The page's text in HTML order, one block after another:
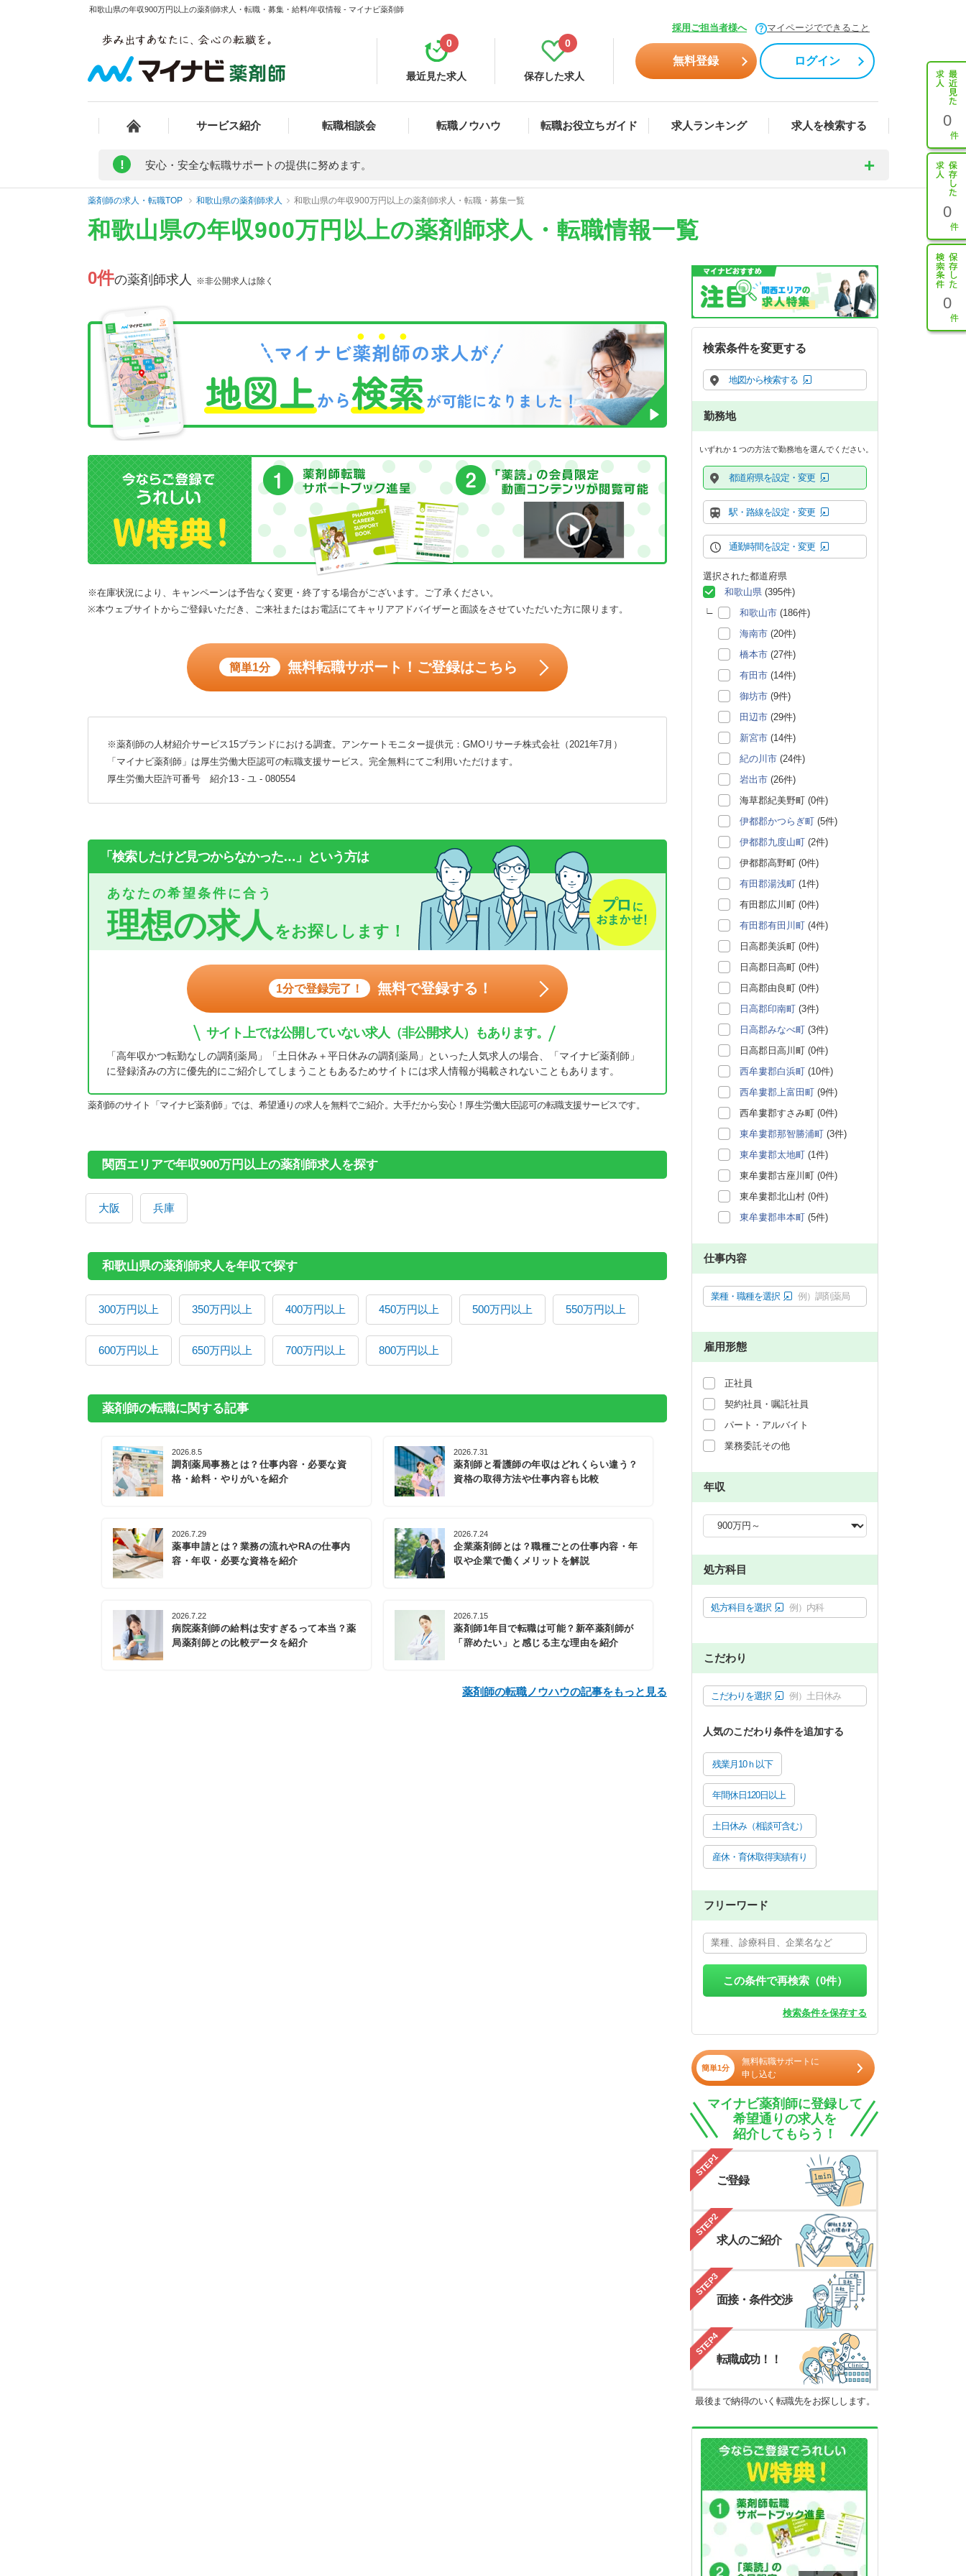
和歌山県の年収900万円以上の薬剤師求人・転職・募集・給料/年収情報 - マイナビ薬剤師
採用ご担当者様へ マイページでできること
最近見た求人
0
保存した求人
0
無料登録 ログイン
サービス紹介 転職相談会 転職ノウハウ 転職お役立ちガイド 求人ランキング 求人を検索する 0
0
0
! 安心・安全な転職サポートの提供に努めます。
薬剤師の求人・転職TOP 和歌山県の薬剤師求人 和歌山県の年収900万円以上の薬剤師求人・転職・募集一覧
和歌山県の年収900万円以上の薬剤師求人・転職情報一覧
0件の薬剤師求人 ※非公開求人は除く
※在庫状況により、キャンペーンは予告なく変更・終了する場合がございます。ご了承ください。
※本ウェブサイトからご登録いただき、ご来社またはお電話にてキャリアアドバイザーと面談をさせていただいた方に限ります。
簡単1分 無料転職サポート！ご登録はこちら
※薬剤師の人材紹介サービス15ブランドにおける調査。アンケートモニター提供元：GMOリサーチ株式会社（2021年7月）
「マイナビ薬剤師」は厚生労働大臣認可の転職支援サービス。完全無料にてご利用いただけます。
厚生労働大臣許可番号 紹介13 - ユ - 080554
「検索したけど見つからなかった…」という方は
あなたの希望条件に合う
理想の求人をお探しします！
1分で登録完了！ 無料で登録する！
サイト上では公開していない求人（非公開求人）もあります。
「高年収かつ転勤なしの調剤薬局」「土日休み＋平日休みの調剤薬局」といった人気求人の場合、「マイナビ薬剤師」
に登録済みの方に優先的にご紹介してしまうこともあるためサイトには求人情報が掲載されないこともあります。
薬剤師のサイト「マイナビ薬剤師」では、希望通りの求人を無料でご紹介。大手だから安心！厚生労働大臣認可の転職支援サービスです。
関西エリアで年収900万円以上の薬剤師求人を探す
大阪 兵庫
和歌山県の薬剤師求人を年収で探す
300万円以上 350万円以上 400万円以上 450万円以上 500万円以上 550万円以上
600万円以上 650万円以上 700万円以上 800万円以上
薬剤師の転職に関する記事
2026.8.5
調剤薬局事務とは？仕事内容・必要な資
格・給料・やりがいを紹介
2026.7.31
薬剤師と看護師の年収はどれくらい違う？
資格の取得方法や仕事内容も比較
2026.7.29
薬事申請とは？業務の流れやRAの仕事内
容・年収・必要な資格を紹介
2026.7.24
企業薬剤師とは？職種ごとの仕事内容・年
収や企業で働くメリットを解説
2026.7.22
病院薬剤師の給料は安すぎるって本当？薬
局薬剤師との比較データを紹介
2026.7.15
薬剤師1年目で転職は可能？新卒薬剤師が
「辞めたい」と感じる主な理由を紹介
薬剤師の転職ノウハウの記事をもっと見る
検索条件を変更する
地図から検索する
勤務地
いずれか１つの方法で勤務地を選んでください。
都道府県を設定・変更
駅・路線を設定・変更
通勤時間を設定・変更
選択された都道府県
和歌山県 (395件)
和歌山市 (186件)
海南市 (20件)
橋本市 (27件)
有田市 (14件)
御坊市 (9件)
田辺市 (29件)
新宮市 (14件)
紀の川市 (24件)
岩出市 (26件)
海草郡紀美野町 (0件)
伊都郡かつらぎ町 (5件)
伊都郡九度山町 (2件)
伊都郡高野町 (0件)
有田郡湯浅町 (1件)
有田郡広川町 (0件)
有田郡有田川町 (4件)
日高郡美浜町 (0件)
日高郡日高町 (0件)
日高郡由良町 (0件)
日高郡印南町 (3件)
日高郡みなべ町 (3件)
日高郡日高川町 (0件)
西牟婁郡白浜町 (10件)
西牟婁郡上富田町 (9件)
西牟婁郡すさみ町 (0件)
東牟婁郡那智勝浦町 (3件)
東牟婁郡太地町 (1件)
東牟婁郡古座川町 (0件)
東牟婁郡北山村 (0件)
東牟婁郡串本町 (5件)
仕事内容
業種・職種を選択 例）調剤薬局
雇用形態
正社員
契約社員・嘱託社員
パート・アルバイト
業務委託その他
年収
処方科目
処方科目を選択 例）内科
こだわり
こだわりを選択 例）土日休み
人気のこだわり条件を追加する
残業月10ｈ以下
年間休日120日以上
土日休み（相談可含む）
産休・育休取得実績有り
フリーワード
この条件で再検索（0件）
検索条件を保存する
簡単1分
無料転職サポートに
申し込む
マイナビ薬剤師に登録して
希望通りの求人を
紹介してもらう！
STEP1
ご登録
STEP2
求人のご紹介
STEP3
面接・条件交渉
STEP4
転職成功！！
最後まで納得のいく転職先をお探しします。